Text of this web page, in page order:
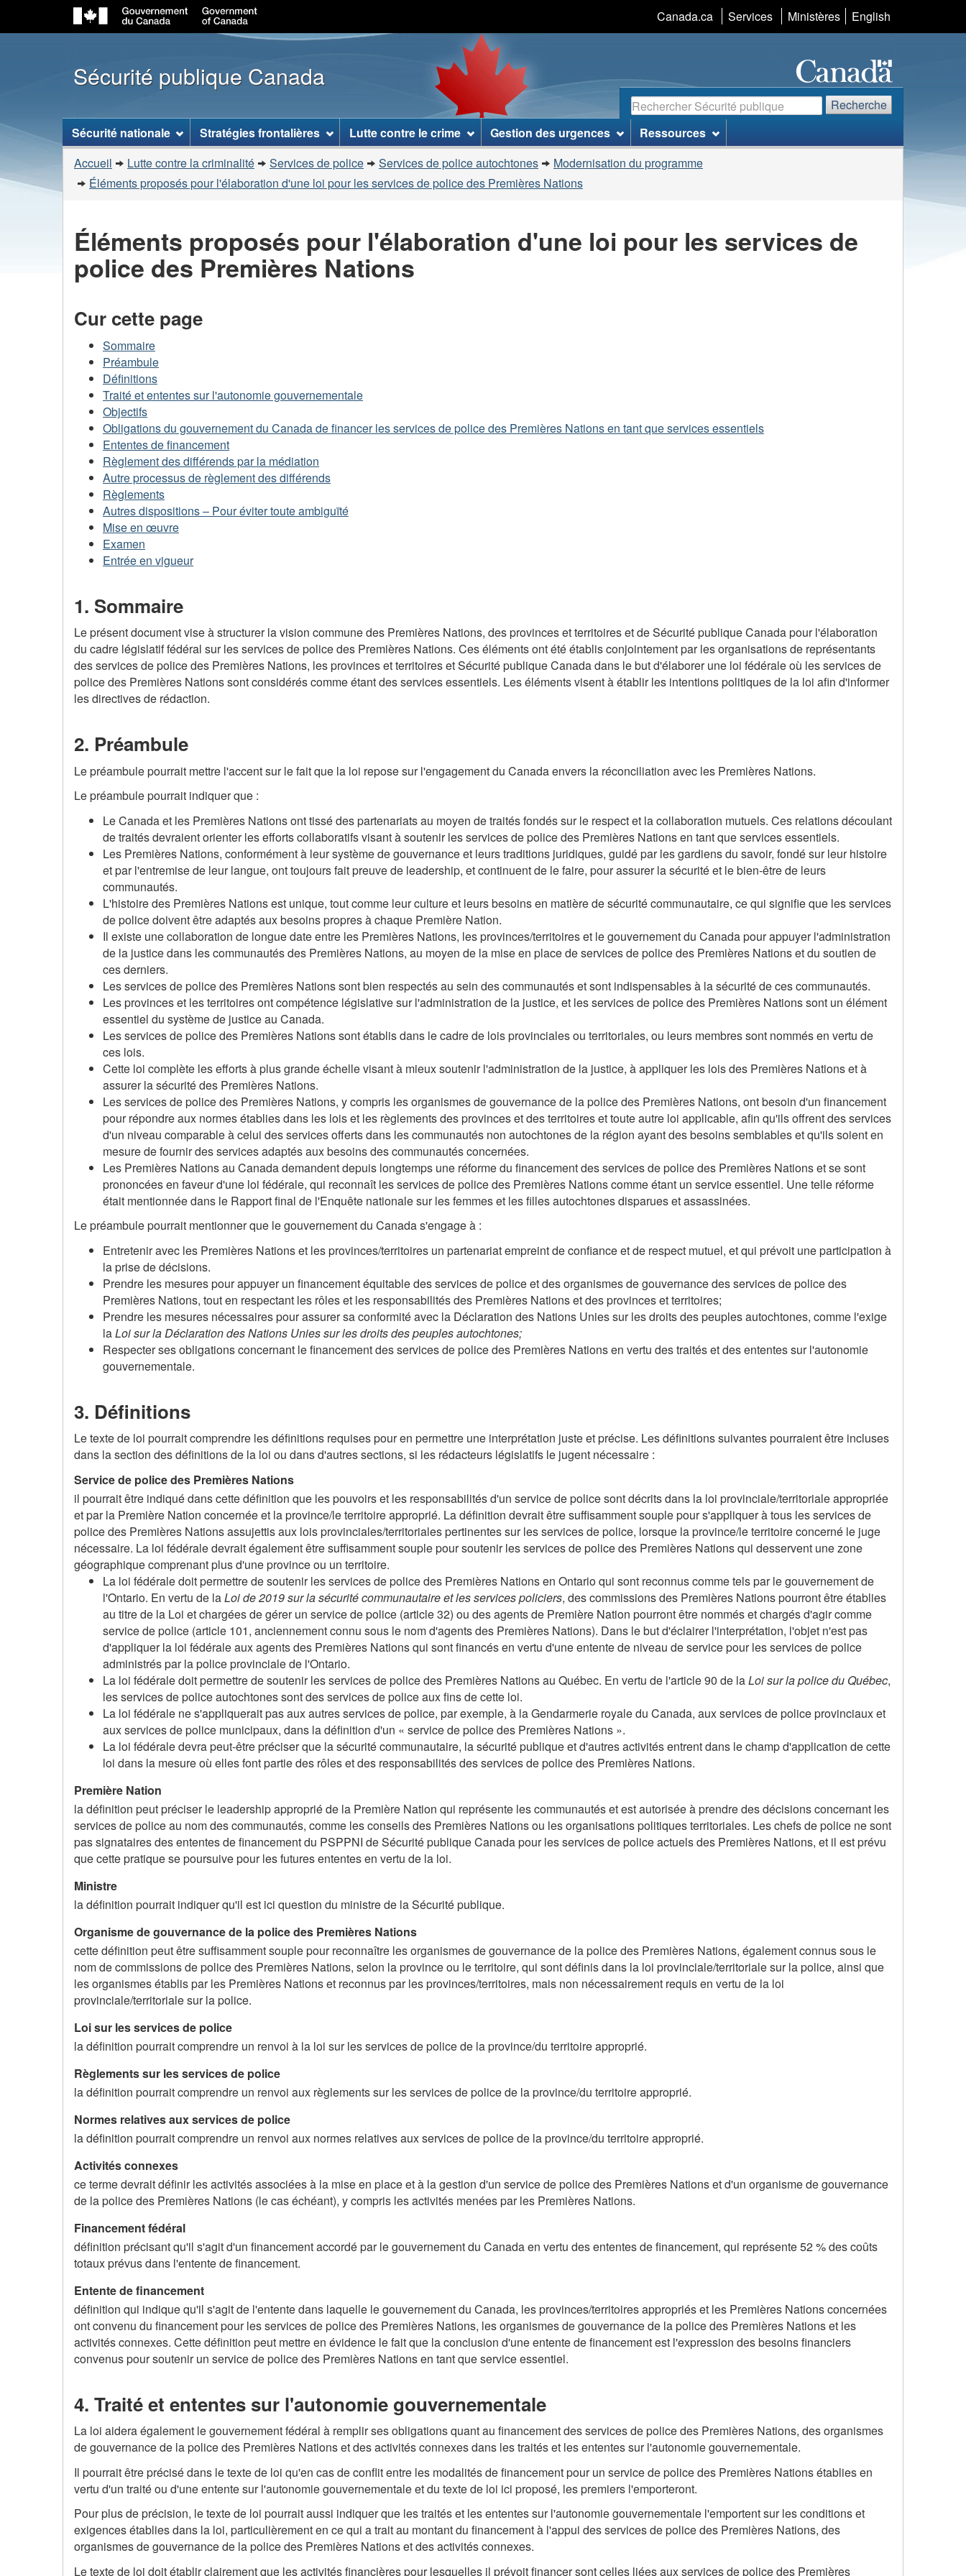
au
contenu
principal
à
«
propos
ce
site
»
à
la
version
simplifiée
Canada.ca Services Ministères Sélection
de
la
langue
English
Sécurité publique Canada
Recherche Recherche
Menu
des
sujets
Sécurité nationale Stratégies frontalières Lutte contre le crime Gestion des urgences Ressources
Vous
êtes
Accueil Lutte contre la criminalité Services de police Services de police autochtones
Modernisation du programme
Éléments proposés pour l'élaboration d'une loi pour les services de police des Premières Nations
Éléments proposés pour l'élaboration d'une loi pour les services de
police des Premières Nations
Cur cette page
Sommaire
Préambule
Définitions
Traité et ententes sur l'autonomie gouvernementale
Objectifs
Obligations du gouvernement du Canada de financer les services de police des Premières Nations en tant que services essentiels
Ententes de financement
Règlement des différends par la médiation
Autre processus de règlement des différends
Règlements
Autres dispositions – Pour éviter toute ambiguïté
Mise en œuvre
Examen
Entrée en vigueur
1. Sommaire
Le présent document vise à structurer la vision commune des Premières Nations, des provinces et territoires et de Sécurité publique Canada pour l'élaboration
du cadre législatif fédéral sur les services de police des Premières Nations. Ces éléments ont été établis conjointement par les organisations de représentants
des services de police des Premières Nations, les provinces et territoires et Sécurité publique Canada dans le but d'élaborer une loi fédérale où les services de
police des Premières Nations sont considérés comme étant des services essentiels. Les éléments visent à établir les intentions politiques de la loi afin d'informer
les directives de rédaction.
2. Préambule
Le préambule pourrait mettre l'accent sur le fait que la loi repose sur l'engagement du Canada envers la réconciliation avec les Premières Nations.
Le préambule pourrait indiquer que :
Le Canada et les Premières Nations ont tissé des partenariats au moyen de traités fondés sur le respect et la collaboration mutuels. Ces relations découlant
de traités devraient orienter les efforts collaboratifs visant à soutenir les services de police des Premières Nations en tant que services essentiels.
Les Premières Nations, conformément à leur système de gouvernance et leurs traditions juridiques, guidé par les gardiens du savoir, fondé sur leur histoire
et par l'entremise de leur langue, ont toujours fait preuve de leadership, et continuent de le faire, pour assurer la sécurité et le bien-être de leurs
communautés.
L'histoire des Premières Nations est unique, tout comme leur culture et leurs besoins en matière de sécurité communautaire, ce qui signifie que les services
de police doivent être adaptés aux besoins propres à chaque Première Nation.
Il existe une collaboration de longue date entre les Premières Nations, les provinces/territoires et le gouvernement du Canada pour appuyer l'administration
de la justice dans les communautés des Premières Nations, au moyen de la mise en place de services de police des Premières Nations et du soutien de
ces derniers.
Les services de police des Premières Nations sont bien respectés au sein des communautés et sont indispensables à la sécurité de ces communautés.
Les provinces et les territoires ont compétence législative sur l'administration de la justice, et les services de police des Premières Nations sont un élément
essentiel du système de justice au Canada.
Les services de police des Premières Nations sont établis dans le cadre de lois provinciales ou territoriales, ou leurs membres sont nommés en vertu de
ces lois.
Cette loi complète les efforts à plus grande échelle visant à mieux soutenir l'administration de la justice, à appliquer les lois des Premières Nations et à
assurer la sécurité des Premières Nations.
Les services de police des Premières Nations, y compris les organismes de gouvernance de la police des Premières Nations, ont besoin d'un financement
pour répondre aux normes établies dans les lois et les règlements des provinces et des territoires et toute autre loi applicable, afin qu'ils offrent des services
d'un niveau comparable à celui des services offerts dans les communautés non autochtones de la région ayant des besoins semblables et qu'ils soient en
mesure de fournir des services adaptés aux besoins des communautés concernées.
Les Premières Nations au Canada demandent depuis longtemps une réforme du financement des services de police des Premières Nations et se sont
prononcées en faveur d'une loi fédérale, qui reconnaît les services de police des Premières Nations comme étant un service essentiel. Une telle réforme
était mentionnée dans le Rapport final de l'Enquête nationale sur les femmes et les filles autochtones disparues et assassinées.
Le préambule pourrait mentionner que le gouvernement du Canada s'engage à :
Entretenir avec les Premières Nations et les provinces/territoires un partenariat empreint de confiance et de respect mutuel, et qui prévoit une participation à
la prise de décisions.
Prendre les mesures pour appuyer un financement équitable des services de police et des organismes de gouvernance des services de police des
Premières Nations, tout en respectant les rôles et les responsabilités des Premières Nations et des provinces et territoires;
Prendre les mesures nécessaires pour assurer sa conformité avec la Déclaration des Nations Unies sur les droits des peuples autochtones, comme l'exige
laLoi sur la Déclaration des Nations Unies sur les droits des peuples autochtones;
Respecter ses obligations concernant le financement des services de police des Premières Nations en vertu des traités et des ententes sur l'autonomie
gouvernementale.
3. Définitions
Le texte de loi pourrait comprendre les définitions requises pour en permettre une interprétation juste et précise. Les définitions suivantes pourraient être incluses
dans la section des définitions de la loi ou dans d'autres sections, si les rédacteurs législatifs le jugent nécessaire :
Service de police des Premières Nations
il pourrait être indiqué dans cette définition que les pouvoirs et les responsabilités d'un service de police sont décrits dans la loi provinciale/territoriale appropriée
et par la Première Nation concernée et la province/le territoire approprié. La définition devrait être suffisamment souple pour s'appliquer à tous les services de
police des Premières Nations assujettis aux lois provinciales/territoriales pertinentes sur les services de police, lorsque la province/le territoire concerné le juge
nécessaire. La loi fédérale devrait également être suffisamment souple pour soutenir les services de police des Premières Nations qui desservent une zone
géographique comprenant plus d'une province ou un territoire.
La loi fédérale doit permettre de soutenir les services de police des Premières Nations en Ontario qui sont reconnus comme tels par le gouvernement de
l'Ontario. En vertu de laLoi de 2019 sur la sécurité communautaire et les services policiers, des commissions des Premières Nations pourront être établies
au titre de la Loi et chargées de gérer un service de police (article 32) ou des agents de Première Nation pourront être nommés et chargés d'agir comme
service de police (article 101, anciennement connu sous le nom d'agents des Premières Nations). Dans le but d'éclairer l'interprétation, l'objet n'est pas
d'appliquer la loi fédérale aux agents des Premières Nations qui sont financés en vertu d'une entente de niveau de service pour les services de police
administrés par la police provinciale de l'Ontario.
La loi fédérale doit permettre de soutenir les services de police des Premières Nations au Québec. En vertu de l'article 90 de laLoi sur la police du Québec,
les services de police autochtones sont des services de police aux fins de cette loi.
La loi fédérale ne s'appliquerait pas aux autres services de police, par exemple, à la Gendarmerie royale du Canada, aux services de police provinciaux et
aux services de police municipaux, dans la définition d'un « service de police des Premières Nations ».
La loi fédérale devra peut-être préciser que la sécurité communautaire, la sécurité publique et d'autres activités entrent dans le champ d'application de cette
loi dans la mesure où elles font partie des rôles et des responsabilités des services de police des Premières Nations.
Première Nation
la définition peut préciser le leadership approprié de la Première Nation qui représente les communautés et est autorisée à prendre des décisions concernant les
services de police au nom des communautés, comme les conseils des Premières Nations ou les organisations politiques territoriales. Les chefs de police ne sont
pas signataires des ententes de financement du PSPPNI de Sécurité publique Canada pour les services de police actuels des Premières Nations, et il est prévu
que cette pratique se poursuive pour les futures ententes en vertu de la loi.
Ministre
la définition pourrait indiquer qu'il est ici question du ministre de la Sécurité publique.
Organisme de gouvernance de la police des Premières Nations
cette définition peut être suffisamment souple pour reconnaître les organismes de gouvernance de la police des Premières Nations, également connus sous le
nom de commissions de police des Premières Nations, selon la province ou le territoire, qui sont définis dans la loi provinciale/territoriale sur la police, ainsi que
les organismes établis par les Premières Nations et reconnus par les provinces/territoires, mais non nécessairement requis en vertu de la loi
provinciale/territoriale sur la police.
Loi sur les services de police
la définition pourrait comprendre un renvoi à la loi sur les services de police de la province/du territoire approprié.
Règlements sur les services de police
la définition pourrait comprendre un renvoi aux règlements sur les services de police de la province/du territoire approprié.
Normes relatives aux services de police
la définition pourrait comprendre un renvoi aux normes relatives aux services de police de la province/du territoire approprié.
Activités connexes
ce terme devrait définir les activités associées à la mise en place et à la gestion d'un service de police des Premières Nations et d'un organisme de gouvernance
de la police des Premières Nations (le cas échéant), y compris les activités menées par les Premières Nations.
Financement fédéral
définition précisant qu'il s'agit d'un financement accordé par le gouvernement du Canada en vertu des ententes de financement, qui représente 52 % des coûts
totaux prévus dans l'entente de financement.
Entente de financement
définition qui indique qu'il s'agit de l'entente dans laquelle le gouvernement du Canada, les provinces/territoires appropriés et les Premières Nations concernées
ont convenu du financement pour les services de police des Premières Nations, les organismes de gouvernance de la police des Premières Nations et les
activités connexes. Cette définition peut mettre en évidence le fait que la conclusion d'une entente de financement est l'expression des besoins financiers
convenus pour soutenir un service de police des Premières Nations en tant que service essentiel.
4. Traité et ententes sur l'autonomie gouvernementale
La loi aidera également le gouvernement fédéral à remplir ses obligations quant au financement des services de police des Premières Nations, des organismes
de gouvernance de la police des Premières Nations et des activités connexes dans les traités et les ententes sur l'autonomie gouvernementale.
Il pourrait être précisé dans le texte de loi qu'en cas de conflit entre les modalités de financement pour un service de police des Premières Nations établies en
vertu d'un traité ou d'une entente sur l'autonomie gouvernementale et du texte de loi ici proposé, les premiers l'emporteront.
Pour plus de précision, le texte de loi pourrait aussi indiquer que les traités et les ententes sur l'autonomie gouvernementale l'emportent sur les conditions et
exigences établies dans la loi, particulièrement en ce qui a trait au montant du financement à l'appui des services de police des Premières Nations, des
organismes de gouvernance de la police des Premières Nations et des activités connexes.
Le texte de loi doit établir clairement que les activités financières pour lesquelles il prévoit financer sont celles liées aux services de police des Premières